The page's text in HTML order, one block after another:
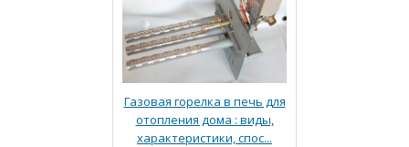
Газовая горелка в печь для
отопления дома : виды,
характеристики, спос...